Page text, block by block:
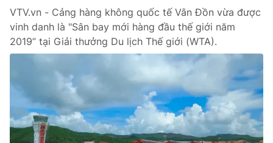
Tổng đài VTV:
024.38 355 931 - 024.38 355 932
Ðiện thoại Thời báo VTV: 024.66 897 897
Email:toasoan@vtv.vn
Liên hệ quảng cáo:024-7300.7108
VTV.vn - Cảng hàng không quốc tế Vân Đồn vừa được
vinh danh là "Sân bay mới hàng đầu thế giới năm
2019” tại Giải thưởng Du lịch Thế giới (WTA).